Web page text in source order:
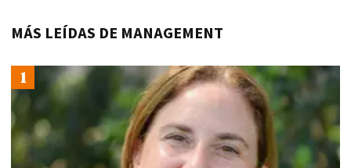
MÁS LEÍDAS DE MANAGEMENT